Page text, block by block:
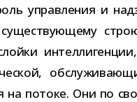
управ­ле­ния и
на потоке. Они по